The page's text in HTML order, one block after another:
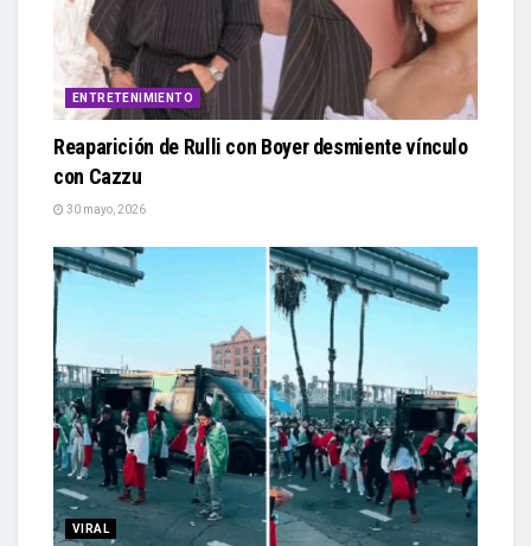
ENTRETENIMIENTO
Reaparición de Rulli con Boyer desmiente vínculo
con Cazzu
30 mayo, 2026
VIRAL